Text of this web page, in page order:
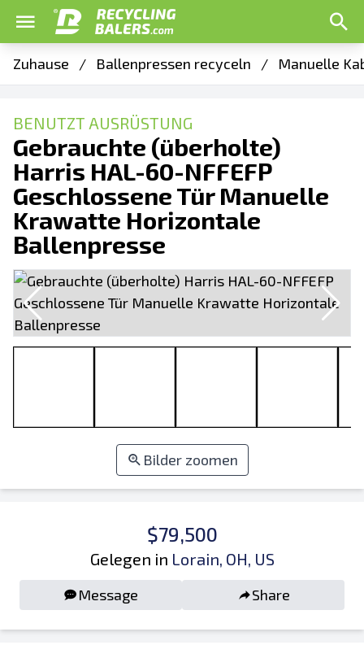
Zuhause / Ballenpressen recyceln / Manuelle
BENUTZT AUSRÜSTUNG
Gebrauchte (überholte)
Harris HAL-60-NFFEFP
Geschlossene Tür Manuelle
Krawatte Horizontale
Ballenpresse
Bilder zoomen
$79,500
Gelegen in Lorain, OH, US
Message Share